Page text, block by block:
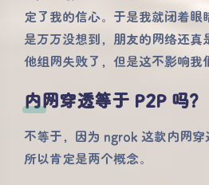
定了我的信心。于是我就闭着
是万万没想到，朋友的网络还真
他组网失败了，但是这不影响我
内网穿透等于 P2P 吗？
不等于，因为 ngrok 这款内网穿
所以肯定是两个概念。